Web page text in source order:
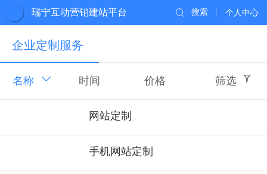
瑞宁互动营销建站平台 个人中心
搜索
企业定制服务
名称 时间 价格 筛选
网站定制
手机网站定制